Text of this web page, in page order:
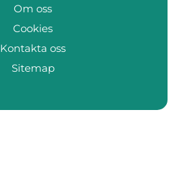
Om oss
Cookies
Kontakta oss
Sitemap